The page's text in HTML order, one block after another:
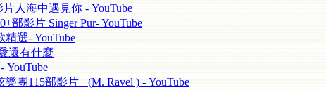
人海中遇見你 - YouTube
部影片 Singer Pur- YouTube
選- YouTube
還有什麼
YouTube
團115部影片+ (M. Ravel ) - YouTube